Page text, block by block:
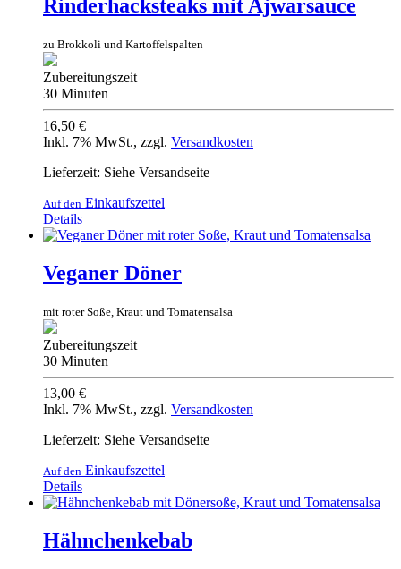
Rinderhacksteaks mit Ajwarsauce
zu Brokkoli und Kartoffelspalten
Zubereitungszeit
30 Minuten
16,50 €
Inkl. 7% MwSt., zzgl. Versandkosten
Lieferzeit: Siehe Versandseite
Auf den Einkaufszettel
Details
Veganer Döner
mit roter Soße, Kraut und Tomatensalsa
Zubereitungszeit
30 Minuten
13,00 €
Inkl. 7% MwSt., zzgl. Versandkosten
Lieferzeit: Siehe Versandseite
Auf den Einkaufszettel
Details
Hähnchenkebab